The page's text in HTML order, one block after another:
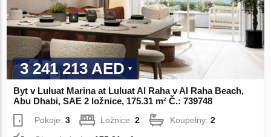
3 241 213 AED
Byt v Luluat Marina at Luluat Al Raha v Al Raha Beach,
Abu Dhabi, SAE 2 ložnice, 175.31 m² Č.: 739748
Pokoje:3 Ložnice:2 Koupelny:2